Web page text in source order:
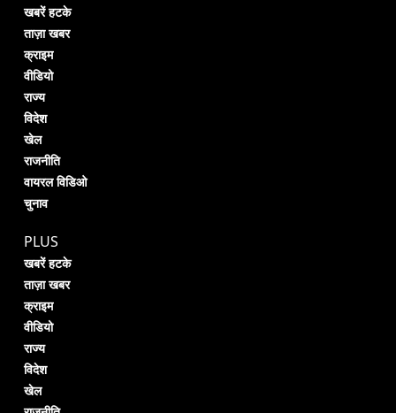
खबरें हटके
ताज़ा खबर
क्राइम
वीडियो
राज्य
विदेश
खेल
राजनीति
वायरल विडिओ
चुनाव
PLUS
खबरें हटके
ताज़ा खबर
क्राइम
वीडियो
राज्य
विदेश
खेल